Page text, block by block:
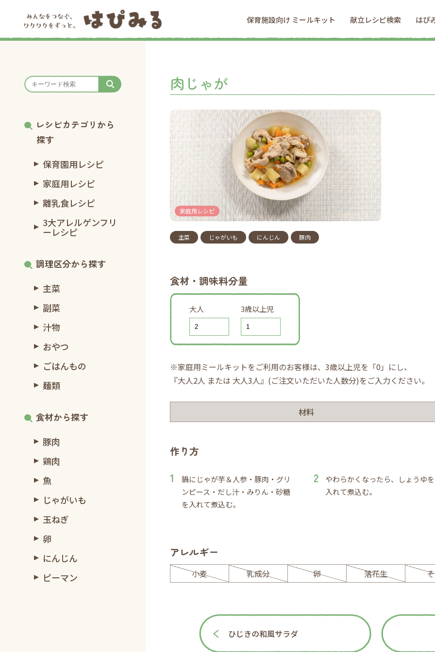
保育施設向け ミールキット 献立レシピ検索 はぴ
レシピカテゴリから
探す
保育園用レシピ
家庭用レシピ
離乳食レシピ
3大アレルゲンフリ
ーレシピ
調理区分から探す
主菜
副菜
汁物
おやつ
ごはんもの
麺類
食材から探す
豚肉
鶏肉
魚
じゃがいも
玉ねぎ
卵
にんじん
ピーマン
肉じゃが
家庭用レシピ
主菜 じゃがいも にんじん 豚肉
食材・調味料分量
大人 3歳以上児
※家庭用ミールキットをご利用のお客様は、3歳以上児を「0」にし、
『大人2人 または 大人3人』(ご注文いただいた人数分)をご入力ください。
材料
作り方
鍋にじゃが芋＆人参・豚肉・グリ
ンピース・だし汁・みりん・砂糖
を入れて煮込む。
やわらかくなったら、しょうゆを
入れて煮込む。
アレルギー
小麦 乳成分 卵 落花生
ひじきの和風サラダ